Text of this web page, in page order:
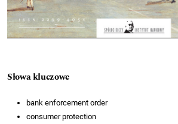
Słowa kluczowe
bank enforcement order
consumer protection